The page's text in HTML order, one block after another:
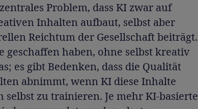
Problem, dass KI zwar auf
Inhalten aufbaut, selbst aber
Reichtum der Gesellschaft beiträgt.
geschaffen haben, ohne selbst kreativ
es gibt Bedenken, dass die Qualität
abnimmt, wenn KI diese Inhalte
zu trainieren. Je mehr KI-basierte